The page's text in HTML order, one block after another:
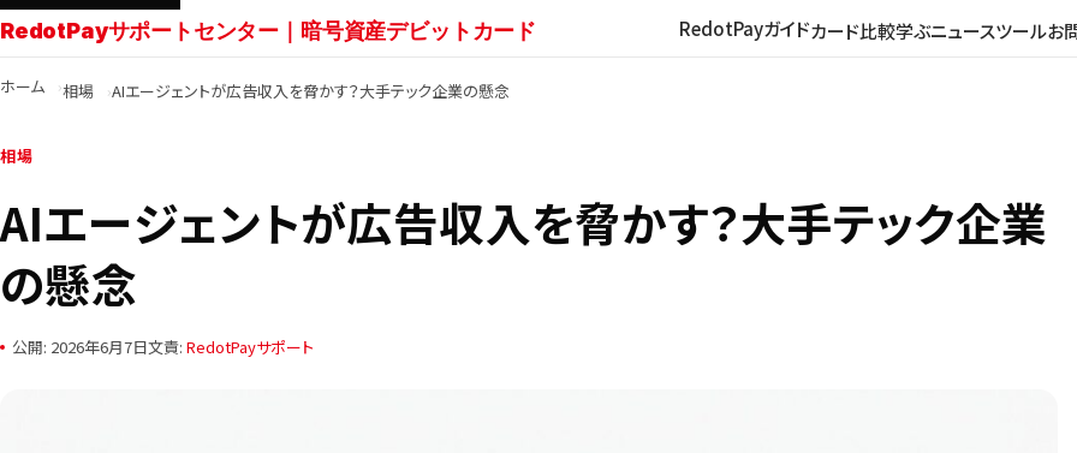
RedotPayサポートセンター｜暗号資産デビットカード RedotPayガイドカード比較学ぶニュースツールお
ホーム
相場 AIエージェントが広告収入を脅かす？大手テック企業の懸念
相場
AIエージェントが広告収入を脅かす？大手テック企業
の懸念
公開: 2026年6月7日文責: RedotPayサポート